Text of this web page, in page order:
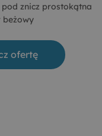
znicz prostokątna
beżowy
ofertę